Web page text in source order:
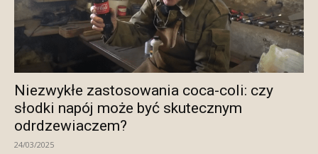
Niezwykłe zastosowania coca-coli: czy
słodki napój może być skutecznym
odrdzewiaczem?
24/03/2025